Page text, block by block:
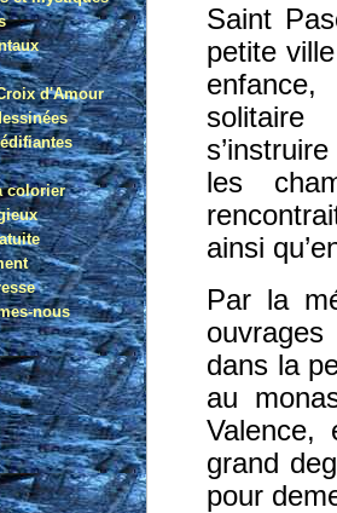
Saint
petite
les
ainsi
Par la
dans la
au
grand
pour